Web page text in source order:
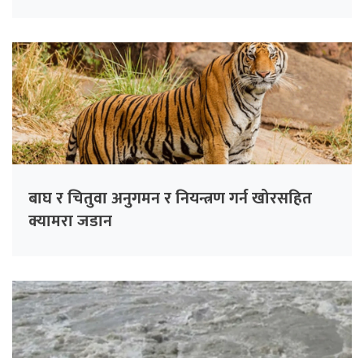
बाघ र चितुवा अनुगमन र नियन्त्रण गर्न खोरसहित
क्यामरा जडान